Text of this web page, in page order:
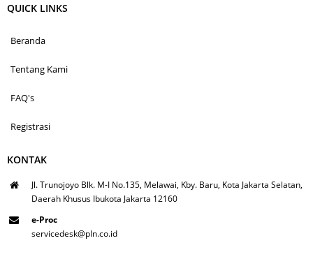
QUICK LINKS
Beranda
Tentang Kami
FAQ's
Registrasi
KONTAK
Jl. Trunojoyo Blk. M-I No.135, Melawai, Kby. Baru, Kota Jakarta Selatan,
Daerah Khusus Ibukota Jakarta 12160
e-Proc
servicedesk@pln.co.id